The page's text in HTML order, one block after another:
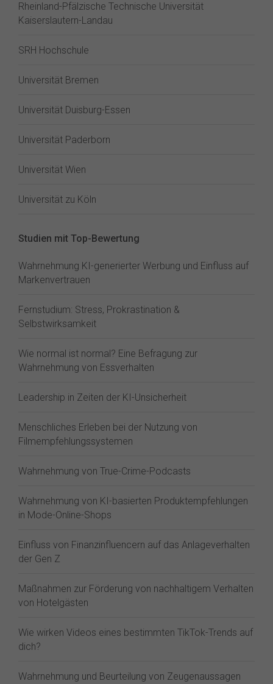
Rheinland-Pfälzische Technische Universität
Kaiserslautern-Landau
SRH Hochschule
Universität Bremen
Universität Duisburg-Essen
Universität Paderborn
Universität Wien
Universität zu Köln
Studien mit Top-Bewertung
Wahrnehmung KI-generierter Werbung und Einfluss auf
Markenvertrauen
Fernstudium: Stress, Prokrastination &
Selbstwirksamkeit
Wie normal ist normal? Eine Befragung zur
Wahrnehmung von Essverhalten
Leadership in Zeiten der KI-Unsicherheit
Menschliches Erleben bei der Nutzung von
Filmempfehlungssystemen
Wahrnehmung von True-Crime-Podcasts
Wahrnehmung von KI-basierten Produktempfehlungen
in Mode-Online-Shops
Einfluss von Finanzinfluencern auf das Anlageverhalten
der Gen Z⁠
Maßnahmen zur Förderung von nachhaltigem Verhalten
von Hotelgästen
Wie wirken Videos eines bestimmten TikTok-Trends auf
dich?
Wahrnehmung und Beurteilung von Zeugenaussagen